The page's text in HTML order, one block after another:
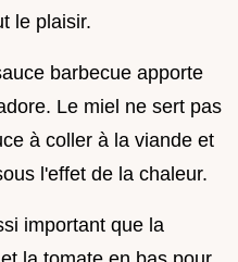
le plaisir.
barbecue apporte
Le miel ne sert pas
à coller à la viande et
l'effet de la chaleur.
important que la